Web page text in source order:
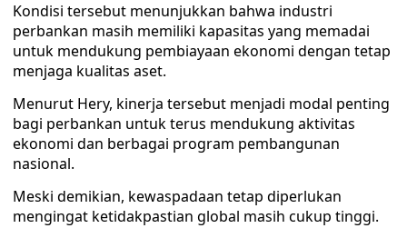
Kondisi tersebut menunjukkan bahwa industri
perbankan masih memiliki kapasitas yang memadai
untuk mendukung pembiayaan ekonomi dengan tetap
menjaga kualitas aset.
Menurut Hery, kinerja tersebut menjadi modal penting
bagi perbankan untuk terus mendukung aktivitas
ekonomi dan berbagai program pembangunan
nasional.
Meski demikian, kewaspadaan tetap diperlukan
mengingat ketidakpastian global masih cukup tinggi.